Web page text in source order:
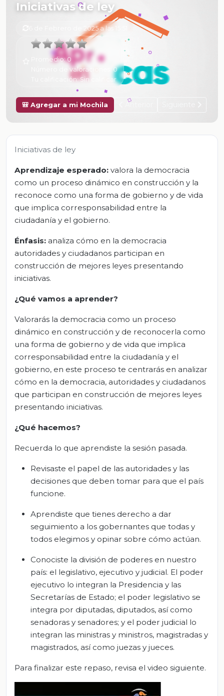
Iniciativas de ley
6 de Febrero de 2025 a las 15:51
Promedio:0
Número de valoraciones:0
Tu calificación:Sin calificar
🎒 Agregar a mi Mochila Anterior
Iniciativas de ley
Aprendizaje esperado: valora la democracia
como un proceso dinámico en construcción y la
reconoce como una forma de gobierno y de vida
que implica corresponsabilidad entre la
ciudadanía y el gobierno.
Énfasis: analiza cómo en la democracia
autoridades y ciudadanos participan en
construcción de mejores leyes presentando
iniciativas.
¿Qué vamos a aprender?
Valorarás la democracia como un proceso
dinámico en construcción y de reconocerla como
una forma de gobierno y de vida que implica
corresponsabilidad entre la ciudadanía y el
gobierno, en este proceso te centrarás en analizar
cómo en la democracia, autoridades y ciudadanos
que participan en construcción de mejores leyes
presentando iniciativas.
¿Qué hacemos?
Recuerda lo que aprendiste la sesión pasada.
Revisaste el papel de las autoridades y las
decisiones que deben tomar para que el país
funcione.
Aprendiste que tienes derecho a dar
seguimiento a los gobernantes que todas y
todos elegimos y opinar sobre cómo actúan.
Conociste la división de poderes en nuestro
país: el legislativo, ejecutivo y judicial. El poder
ejecutivo lo integran la Presidencia y las
Secretarías de Estado; el poder legislativo se
integra por diputadas, diputados, así como
senadoras y senadores; y el poder judicial lo
integran las ministras y ministros, magistradas y
magistrados, así como juezas y jueces.
Para finalizar este repaso, revisa el video siguiente.